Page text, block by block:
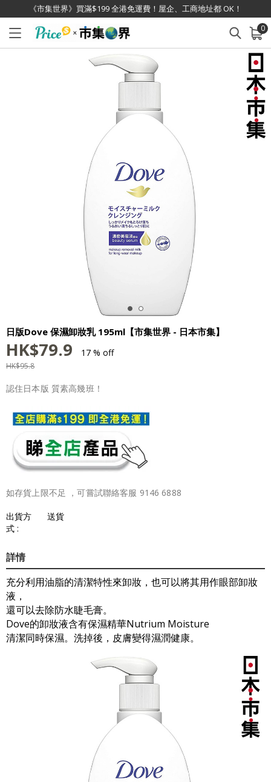
《市集世界》買滿$199 全港免運費！屋企、工商地址都 OK！
0
已加入購物車 查看
日版Dove 保濕卸妝乳 195ml【市集世界 - 日本市集】
HK$79.9 17 % off
HK$95.8
認住日本版 質素高幾班！
如存貨上限不足 ，可嘗試聯絡客服 9146 6888
出貨方
式 :
送貨
詳情
充分利用油脂的清潔特性來卸妝，也可以將其用作眼部卸妝
液，
還可以去除防水睫毛膏。
Dove的卸妝液含有保濕精華Nutrium Moisture
清潔同時保濕。洗掉後，皮膚變得濕潤健康。